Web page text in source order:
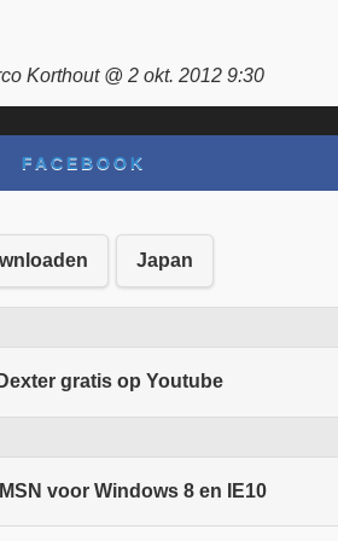
Korthout @ 2 okt. 2012 9:30
FACEBOOK
Japan
gratis op Youtube
voor Windows 8 en IE10